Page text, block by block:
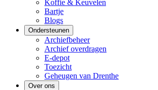
Koffie & Keuvelen
Bartje
Blogs
Ondersteunen
Archiefbeheer
Archief overdragen
E-depot
Toezicht
Geheugen van Drenthe
Over ons